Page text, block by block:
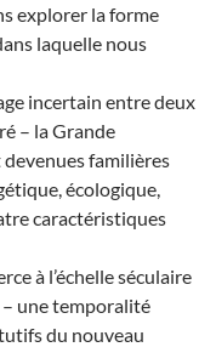
explorer la forme
laquelle nous
incertain entre deux
– la Grande
familières
écologique,
caractéristiques
à l’échelle séculaire
– une temporalité
du nouveau